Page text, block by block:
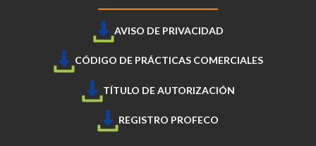
AVISO DE PRIVACIDAD
CÓDIGO DE PRÁCTICAS COMERCIALES
TÍTULO DE AUTORIZACIÓN
REGISTRO PROFECO